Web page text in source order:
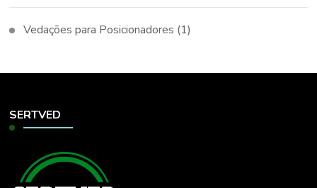
Vedações para Posicionadores (1)
SERTVED